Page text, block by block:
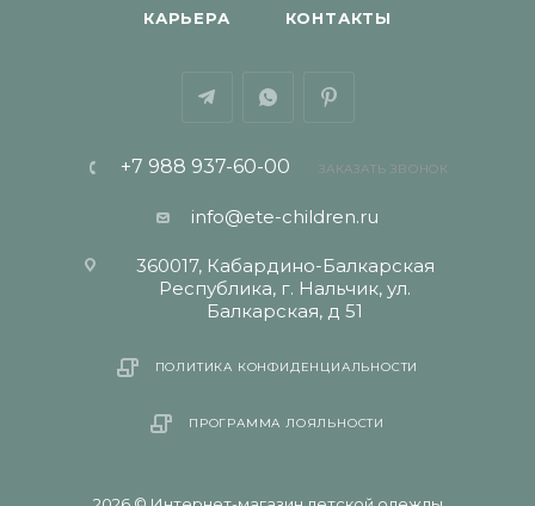
КАРЬЕРА КОНТАКТЫ
+7 988 937-60-00 ЗАКАЗАТЬ ЗВОНОК
info@ete-children.ru
360017, Кабардино-Балкарская
Республика, г. Нальчик, ул.
Балкарская, д 51
ПОЛИТИКА КОНФИДЕНЦИАЛЬНОСТИ
ПРОГРАММА ЛОЯЛЬНОСТИ